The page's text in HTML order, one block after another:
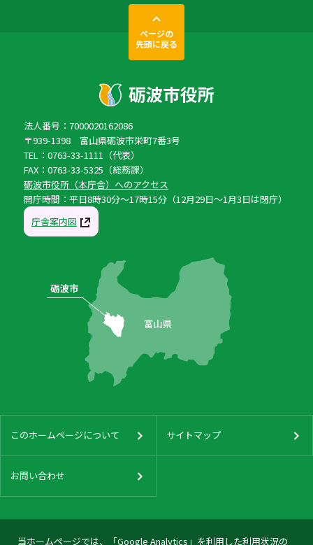
当ホームページでは、「Google Analytics」を利用した利用状況の
ページの
先頭に戻る
法人番号：7000020162086
〒939-1398 富山県砺波市栄町7番3号
TEL：0763-33-1111（代表）
FAX：0763-33-5325（総務課）
砺波市役所（本庁舎）へのアクセス
開庁時間：平日8時30分〜17時15分（12月29日〜1月3日は閉庁）
庁舎案内図
このホームページについて サイトマップ
お問い合わせ